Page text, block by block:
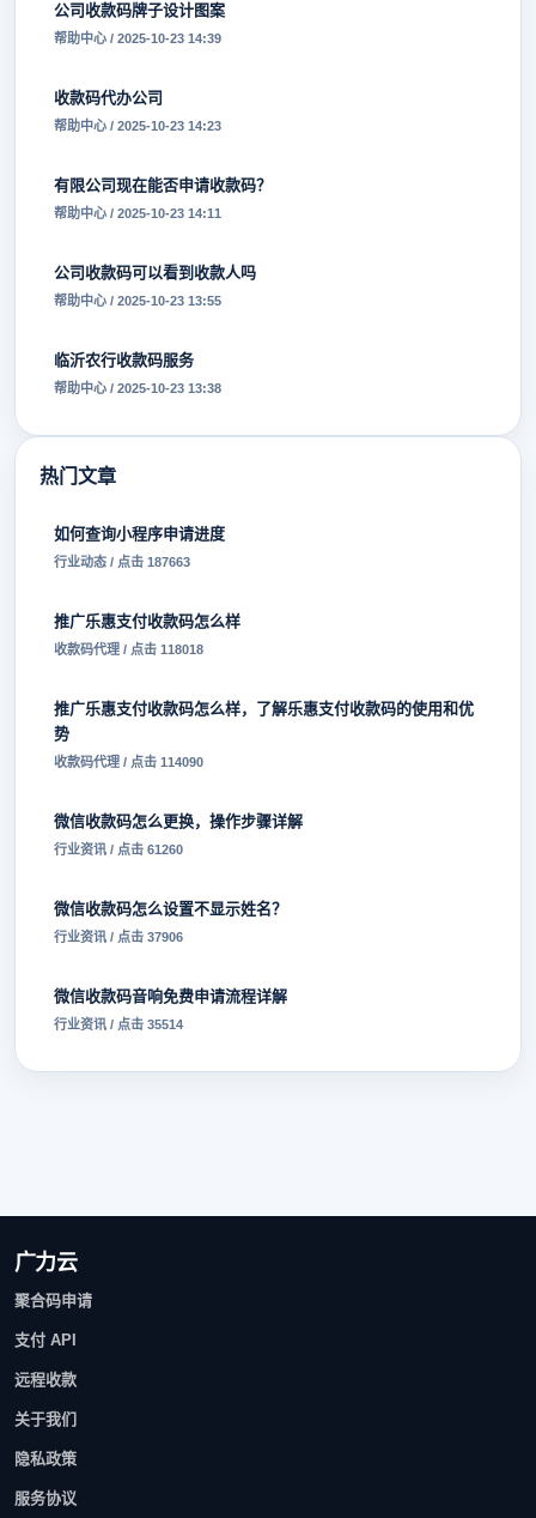
公司收款码牌子设计图案
帮助中心 / 2025-10-23 14:39
收款码代办公司
帮助中心 / 2025-10-23 14:23
有限公司现在能否申请收款码？
帮助中心 / 2025-10-23 14:11
公司收款码可以看到收款人吗
帮助中心 / 2025-10-23 13:55
临沂农行收款码服务
帮助中心 / 2025-10-23 13:38
热门文章
如何查询小程序申请进度
行业动态 / 点击 187663
推广乐惠支付收款码怎么样
收款码代理 / 点击 118018
推广乐惠支付收款码怎么样，了解乐惠支付收款码的使用和优
势
收款码代理 / 点击 114090
微信收款码怎么更换，操作步骤详解
行业资讯 / 点击 61260
微信收款码怎么设置不显示姓名？
行业资讯 / 点击 37906
微信收款码音响免费申请流程详解
行业资讯 / 点击 35514
广力云
聚合码申请
支付 API
远程收款
关于我们
隐私政策
服务协议